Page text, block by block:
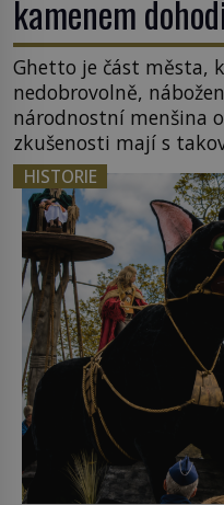
kamenem
Ghetto je část města,
nedobrovolně,
národnostní menšina
zkušenosti mají s
středověku jsou totiž
nějakém žít. Mezi ty
ghetto založené v
k Židům, nemá se
HISTORIE